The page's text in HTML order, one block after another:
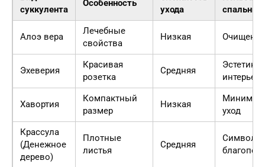
суккулента
Особенность
ухода
спальни
Алоэ вера
Лечебные
свойства
Низкая
Эхеверия
Красивая
розетка
Средняя
Эстетика
интерьера
Хавортия
Компактный
размер
Низкая
уход
Крассула
(Денежное
дерево)
Плотные
листья
Средняя
Символ